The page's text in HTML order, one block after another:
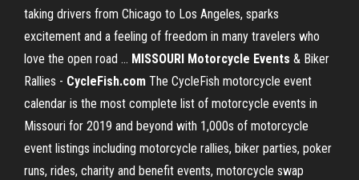
taking drivers from Chicago to Los Angeles, sparks
excitement and a feeling of freedom in many travelers who
love the open road ... MISSOURI Motorcycle Events & Biker
Rallies - CycleFish.com The CycleFish motorcycle event
calendar is the most complete list of motorcycle events in
Missouri for 2019 and beyond with 1,000s of motorcycle
event listings including motorcycle rallies, biker parties, poker
runs, rides, charity and benefit events, motorcycle swap